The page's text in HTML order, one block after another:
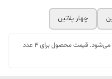
چهار پلاتین
ضمانت کتبی همراه سفارش ارسال می‌شود. قیمت محصول برای 4 عدد